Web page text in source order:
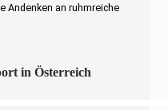
Andenken an ruhmreiche
in Österreich